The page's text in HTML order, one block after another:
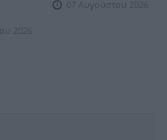
2026
07 Αυγούστου 2026